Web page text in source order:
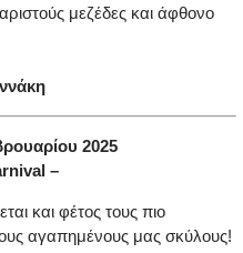
μεζέδες και άφθονο
2025
–
και φέτος τους πιο
αγαπημένους μας σκύλους!